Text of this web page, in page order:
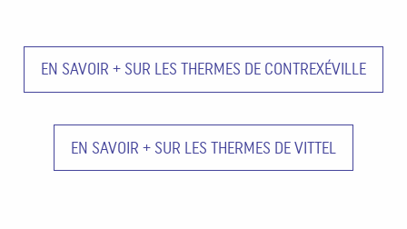
EN SAVOIR + SUR LES THERMES DE CONTREXÉVILLE
EN SAVOIR + SUR LES THERMES DE VITTEL